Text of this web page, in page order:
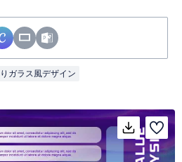
ガラス風デザイン